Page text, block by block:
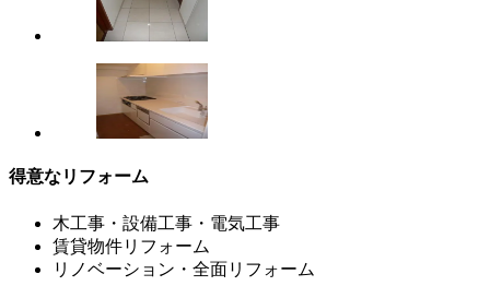
得意なリフォーム
木工事・設備工事・電気工事
賃貸物件リフォーム
リノベーション・全面リフォーム